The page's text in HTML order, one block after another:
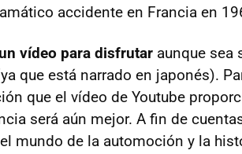
accidente en Francia en
un vídeo para disfrutar aunque sea
que está narrado en japonés).
que el vídeo de Youtube
será aún mejor. A fin de
mundo de la automoción y la